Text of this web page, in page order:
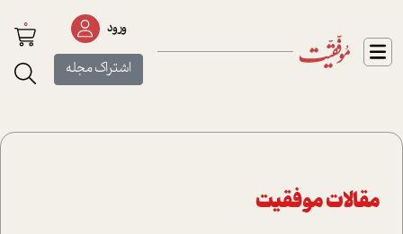
ورود
اشتراک مجله
0
مقالات موفقیت